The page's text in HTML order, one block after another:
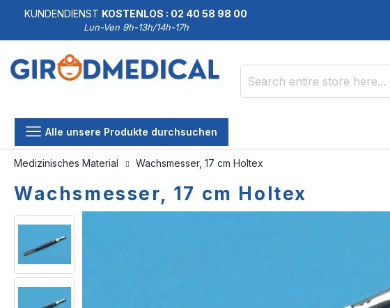
KUNDENDIENST KOSTENLOS : 02 40 58 98 00
Lun-Ven 9h-13h/14h-17h
Alle unsere Produkte durchsuchen
Medizinisches Material Wachsmesser, 17 cm Holtex
Wachsmesser, 17 cm Holtex
Skip
end
of
the
Skip
beginning
of
the